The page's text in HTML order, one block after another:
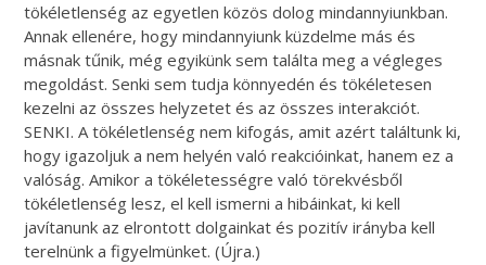
tökéletlenség az egyetlen közös dolog mindannyiunkban.
Annak ellenére, hogy mindannyiunk küzdelme más és
másnak tűnik, még egyikünk sem találta meg a végleges
megoldást. Senki sem tudja könnyedén és tökéletesen
kezelni az összes helyzetet és az összes interakciót.
SENKI. A tökéletlenség nem kifogás, amit azért találtunk ki,
hogy igazoljuk a nem helyén való reakcióinkat, hanem ez a
valóság. Amikor a tökéletességre való törekvésből
tökéletlenség lesz, el kell ismerni a hibáinkat, ki kell
javítanunk az elrontott dolgainkat és pozitív irányba kell
terelnünk a figyelmünket. (Újra.)